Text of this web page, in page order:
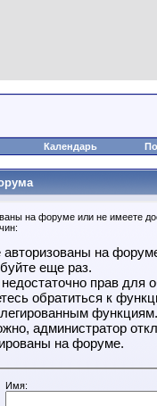
Календарь
на форуме или не имеете
на
еще раз.
прав для
обратиться к
функциям.
администратор
на форуме.
Имя: